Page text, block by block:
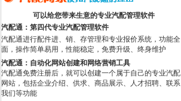
可以给您带来生意的专业汽配管理软件
汽配通：第四代专业汽配管理软件
汽配通进行配件进、销、存管理和专业报价系统，功能全
面，操作简单易用，性能稳定，免费升级、终身维护
汽配通：自动化网站创建和网络营销工具
汽配通免费注册后，就可以创建一个属于自己的专业汽配
网站，包括企业介绍、供求、商品展示、人才招聘、联系
我们等功能